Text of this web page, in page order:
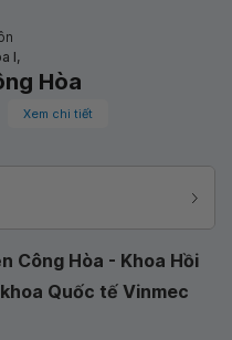
I,
Hòa
Xem chi tiết
Công Hòa - Khoa Hồi
Quốc tế Vinmec